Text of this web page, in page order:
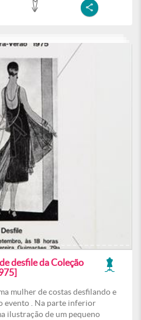
desfile da Coleção
mulher de costas desfilando e
evento . Na parte inferior
ilustração de um pequeno